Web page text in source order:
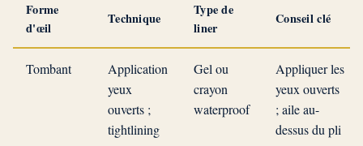
Forme
d'œil
Technique
Type de
liner
Conseil clé
Tombant
Application
yeux
ouverts ;
tightlining
Gel ou
crayon
waterproof
Appliquer les
yeux ouverts
; aile au-
dessus du pli